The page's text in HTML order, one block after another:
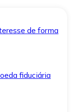
de forma
fiduciária